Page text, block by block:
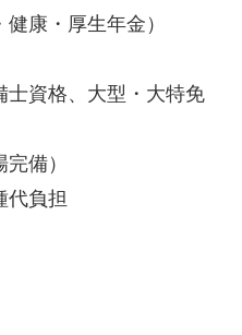
康・厚生年金）
士資格、大型・大特免
備）
代負担